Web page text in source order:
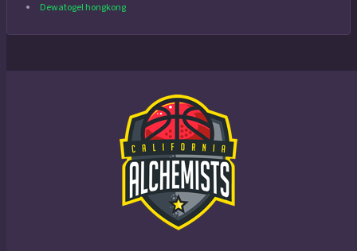
Dewatogel hongkong